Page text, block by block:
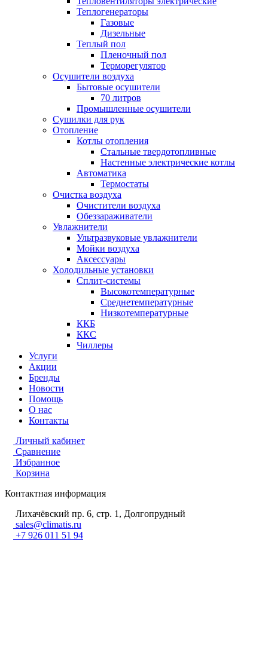
Теплогенераторы
Газовые
Дизельные
Теплый пол
Пленочный пол
Терморегулятор
Осушители воздуха
Бытовые осушители
70 литров
Промышленные осушители
Сушилки для рук
Отопление
Котлы отопления
Стальные твердотопливные
Настенные электрические котлы
Автоматика
Термостаты
Очистка воздуха
Очистители воздуха
Обеззараживатели
Увлажнители
Ультразвуковые увлажнители
Мойки воздуха
Аксессуары
Холодильные установки
Сплит-системы
Высокотемпературные
Среднетемпературные
Низкотемпературные
ККБ
ККС
Чиллеры
Услуги
Акции
Бренды
Новости
Помощь
О нас
Контакты
Личный кабинет
Сравнение
Избранное
Корзина
Контактная информация
Лихачёвский пр. 6, стр. 1, Долгопрудный
sales@climatis.ru
+7 926 011 51 94